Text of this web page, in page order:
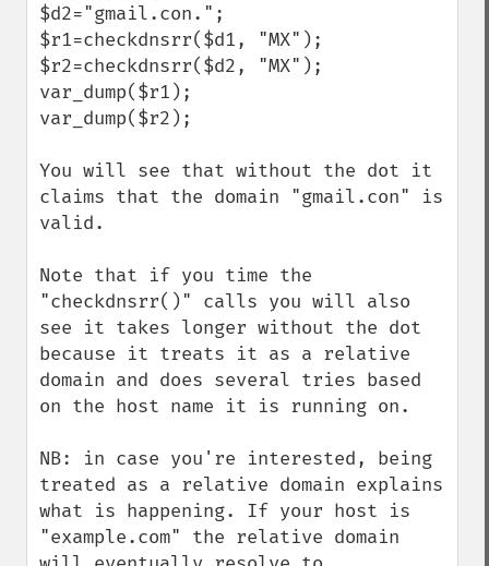
$d2="gmail.con.";
$r1=checkdnsrr($d1, "MX");
$r2=checkdnsrr($d2, "MX");
var_dump($r1);
var_dump($r2);
You will see that without the dot it
claims that the domain "gmail.con" is
valid.
Note that if you time the
"checkdnsrr()" calls you will also
see it takes longer without the dot
because it treats it as a relative
domain and does several tries based
on the host name it is running on.
NB: in case you're interested, being
treated as a relative domain explains
what is happening. If your host is
"example.com" the relative domain